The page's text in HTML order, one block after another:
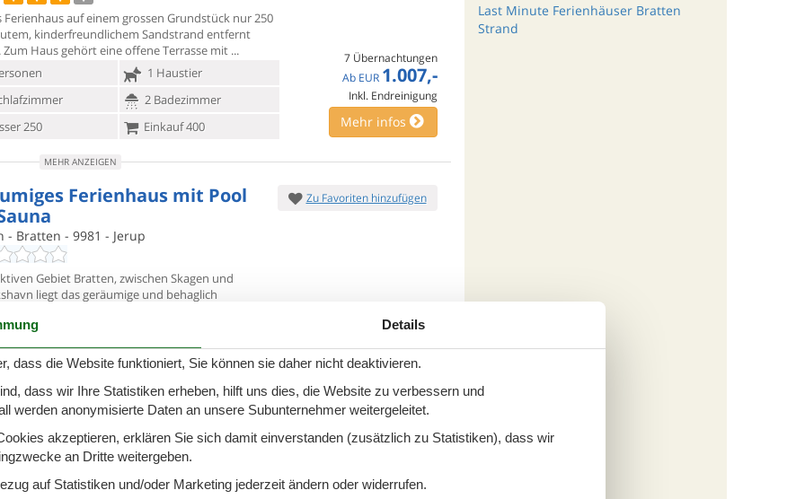
Ferienhaus auf einem grossen Grundstück nur 250
kinderfreundlichem Sandstrand entfernt
Zum Haus gehört eine offene Terrasse mit
1 Haustier
2 Badezimmer
250
Einkauf 400
7 Übernachtungen
Ab EUR 1.007,-
Inkl. Endreinigung
Mehr infos
MEHR ANZEIGEN
Ferienhaus mit Pool
- Bratten - 9981 - Jerup
Gebiet Bratten, zwischen Skagen und
liegt dasgeräumige und behaglich
2 Badezimmer
600
Einkauf 400
Zu Favoriten hinzufügen
7 Übernachtungen
817,-
Inkl. Endreinigung
Mehr infos
mit Innenpool am
Strand
Last Minute Ferienhäuser Bratten
Strand
Details
dass die Website funktioniert, Sie können sie daher nicht deaktivieren.
dass wir Ihre Statistiken erheben, hilft uns dies, die Website zu verbessern und
werden anonymisierte Daten an unsere Subunternehmer weitergeleitet.
akzeptieren, erklären Sie sich damit einverstanden (zusätzlich zu Statistiken), dass wir
an Dritte weitergeben.
auf Statistiken und/oder Marketing jederzeit ändern oder widerrufen.